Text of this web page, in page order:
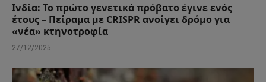
Ινδία: Το πρώτο γενετικά πρόβατο έγινε ενός
έτους – Πείραμα με CRISPR ανοίγει δρόμο για
«νέα» κτηνοτροφία
27/12/2025